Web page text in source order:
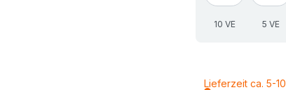
10 VE 5 VE
Lieferzeit ca. 5-10